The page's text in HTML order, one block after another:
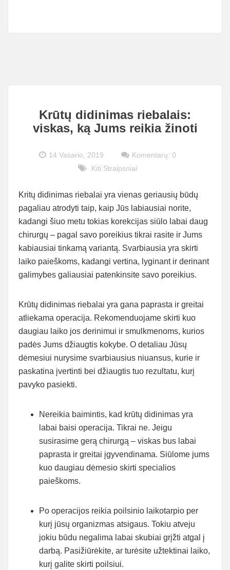
Krūtų didinimas riebalais:
viskas, ką Jums reikia žinoti
14 Vasario, 2019
Komentarų: 0
Kiti Straipsniai
Kritų didinimas riebalai yra vienas geriausių būdų
pagaliau atrodyti taip, kaip Jūs labiausiai norite,
kadangi šiuo metu tokias korekcijas siūlo labai daug
chirurgų – pagal savo poreikius tikrai rasite ir Jums
kabiausiai tinkamą variantą. Svarbiausia yra skirti
laiko paieškoms, kadangi vertina, lyginant ir derinant
galimybes galiausiai patenkinsite savo poreikius.
Krūtų didinimas riebalai yra gana paprasta ir greitai
atliekama operacija. Rekomenduojame skirti kuo
daugiau laiko jos derinimui ir smulkmenoms, kurios
padės Jums džiaugtis kokybe. O detaliau Jūsų
dėmesiui nurysime svarbiausius niuansus, kurie ir
paskatina įvertinti bei džiaugtis tuo rezultatu, kurį
pavyko pasiekti.
Nereikia baimintis, kad krūtų didinimas yra
labai baisi operacija. Tikrai ne. Jeigu
susirasime gerą chirurgą – viskas bus labai
paprasta ir greitai įgyvendinama. Siūlome jums
kuo daugiau dėmesio skirti specialios
paieškoms.
Po operacijos reikia poilsinio laikotarpio per
kurį jūsų organizmas atsigaus. Tokiu atveju
jokiu būdu negalima labai skubiai grįžti atgal į
darbą. Pasižiūrėkite, ar turėsite užtektinai laiko,
kurį galite skirti poilsiui.